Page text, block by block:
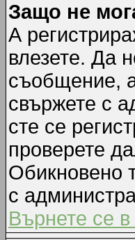
Защо не
А
влезете. Да
съобщение,
свържете с
сте се
проверете
Обикновено
с
Върнете се в